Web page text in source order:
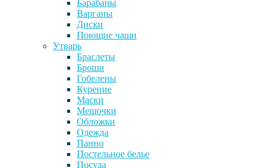
Барабаны
Варганы
Диски
Поющие чаши
Утварь
Браслеты
Броши
Гобелены
Курение
Маски
Мешочки
Обложки
Одежда
Панно
Постельное белье
Посуда